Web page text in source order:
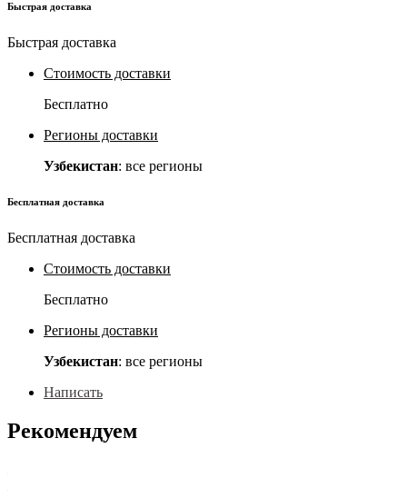
Быстрая доставка
Быстрая доставка
Стоимость доставки
Бесплатно
Регионы доставки
Узбекистан: все регионы
Бесплатная доставка
Бесплатная доставка
Стоимость доставки
Бесплатно
Регионы доставки
Узбекистан: все регионы
Написать
Рекомендуем